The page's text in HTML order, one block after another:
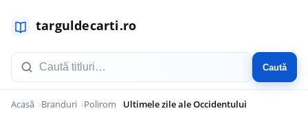
Caută
Acasă Branduri Polirom Ultimele zile ale Occidentului